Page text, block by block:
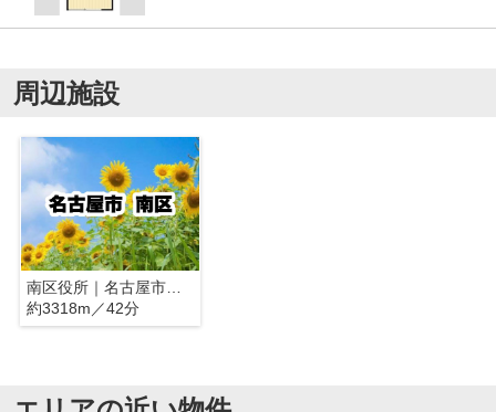
周辺施設
南区役所｜名古屋市南区
約3318m／42分